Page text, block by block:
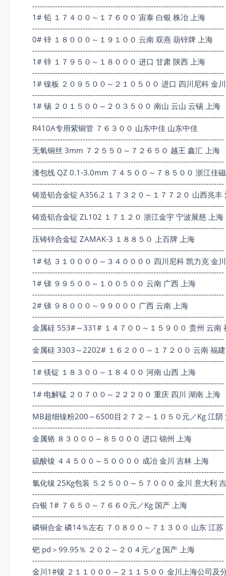
----------------------------------------------------------------------------
1# 铅 １７４００～１７６００ 宙泰 白银 株冶 上海
----------------------------------------------------------------------------
0# 锌 １８０００～１９１００ 云南 双燕 葫锌牌 上海
----------------------------------------------------------------------------
1# 锌 １７９５０～１８０００ 进口 甘肃 陕西 上海
----------------------------------------------------------------------------
1# 镍板 ２０９５００～２１０５００ 进口 四川尼科 金
----------------------------------------------------------------------------
1# 锡 ２０１５００～２０３５００ 南山 云山 云锡 上海
----------------------------------------------------------------------------
R410A专用紫铜管 ７６３００ 山东中佳 山东中佳
----------------------------------------------------------------------------
无氧铜丝 3mm ７２５５０～７２６５０ 越王 鑫汇 上海
----------------------------------------------------------------------------
漆包线 QZ 0.1-3.0mm ７４５００～７８５００ 浙江佳
----------------------------------------------------------------------------
铸造铝合金锭 A356.2 １７３２０～１７７２０ 山西兆丰
----------------------------------------------------------------------------
铸造铝合金锭 ZL102 １７１２０ 浙江金宇 宁波展慈 上海
----------------------------------------------------------------------------
压铸锌合金锭 ZAMAK-3 １８８５０ 上百牌 上海
----------------------------------------------------------------------------
1# 钴 ３１００００～３４００００ 四川尼科 凯力克 金
----------------------------------------------------------------------------
1# 锑 ９９５００～１００５００ 云南 广西 上海
----------------------------------------------------------------------------
2# 锑 ９８０００～９９０００ 广西 云南 上海
----------------------------------------------------------------------------
金属硅 553#～331# １４７００～１５９００ 贵州 云南
----------------------------------------------------------------------------
金属硅 3303～2202# １６２００～１７２００ 云南 福
----------------------------------------------------------------------------
1# 镁锭 １８３００～１８４００ 河南 山西 上海
----------------------------------------------------------------------------
1# 电解锰 ２０７００～２２２００ 重庆 四川 湖南 上海
----------------------------------------------------------------------------
MB超细镍粉200～6500目２７２～１０５０元／Kg 江阴
----------------------------------------------------------------------------
金属铬 ８３０００～８５０００ 进口 锦州 上海
----------------------------------------------------------------------------
硫酸镍 ４４５００～５００００ 成冶 金川 吉林 上海
----------------------------------------------------------------------------
氯化镍 25Kg包装 ５２５００～５７０００ 金川 意大利
----------------------------------------------------------------------------
白银 1# ７６５０～７６６０元／Kg 国产 上海
----------------------------------------------------------------------------
磷铜合金 磷14％左右 ７０８００～７１３００ 山东 江苏
----------------------------------------------------------------------------
钯 pd＞99.95％ ２０２～２０４元／g 国产 上海
----------------------------------------------------------------------------
金川1#镍 ２１１０００～２１１５００ 金川上海公司及